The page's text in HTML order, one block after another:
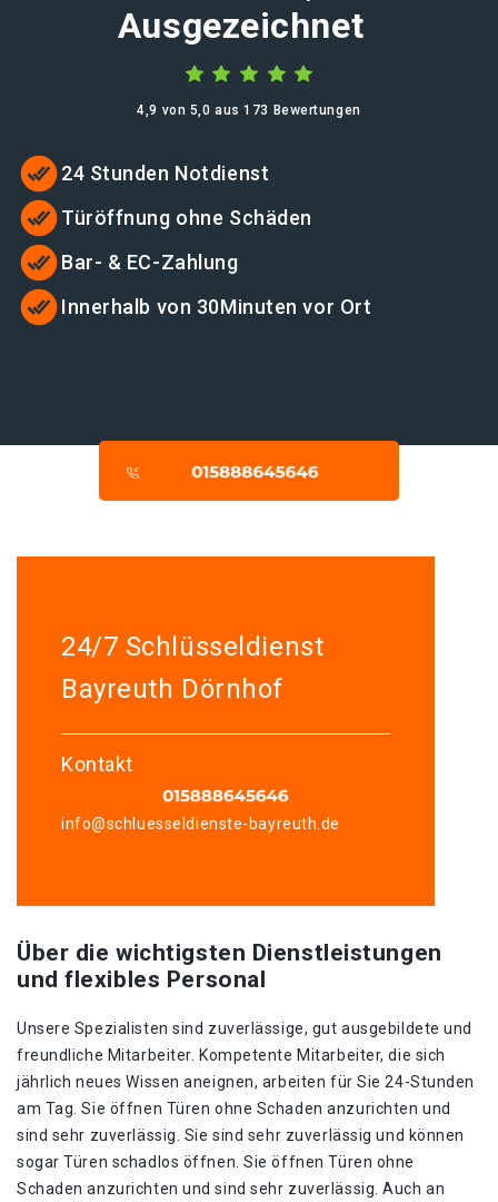
Ausgezeichnet
4,9 von 5,0 aus 173 Bewertungen
24 Stunden Notdienst
Türöffnung ohne Schäden
Bar- & EC-Zahlung
Innerhalb von 30Minuten vor Ort
24/7 Schlüsseldienst
Bayreuth Dörnhof
Kontakt
info@schluesseldienste-bayreuth.de
Über die wichtigsten Dienstleistungen
und flexibles Personal
Unsere Spezialisten sind zuverlässige, gut ausgebildete und
freundliche Mitarbeiter. Kompetente Mitarbeiter, die sich
jährlich neues Wissen aneignen, arbeiten für Sie 24-Stunden
am Tag. Sie öffnen Türen ohne Schaden anzurichten und
sind sehr zuverlässig. Sie sind sehr zuverlässig und können
sogar Türen schadlos öffnen. Sie öffnen Türen ohne
Schaden anzurichten und sind sehr zuverlässig. Auch an